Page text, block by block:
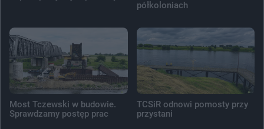
półkoloniach
Most Tczewski w budowie.
Sprawdzamy postęp prac
TCSiR odnowi pomosty przy
przystani